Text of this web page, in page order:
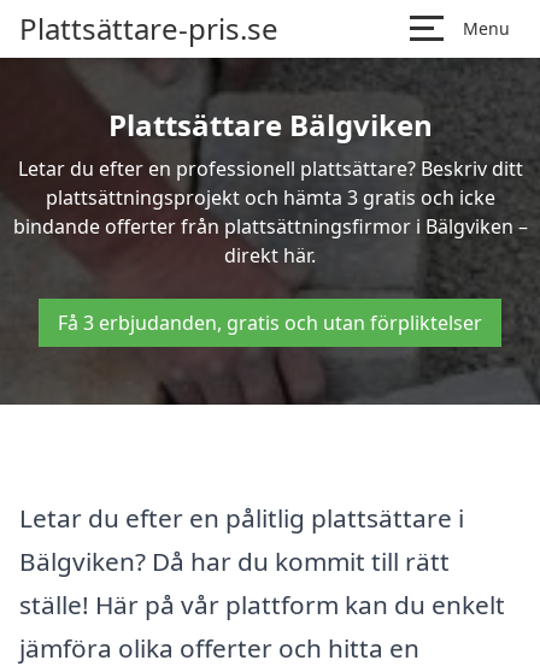
Plattsättare-pris.se Menu
Plattsättare Bälgviken
Letar du efter en professionell plattsättare? Beskriv ditt
plattsättningsprojekt och hämta 3 gratis och icke
bindande offerter från plattsättningsfirmor i Bälgviken –
direkt här.
Få 3 erbjudanden, gratis och utan förpliktelser
Letar du efter en pålitlig plattsättare i
Bälgviken? Då har du kommit till rätt
ställe! Här på vår plattform kan du enkelt
jämföra olika offerter och hitta en